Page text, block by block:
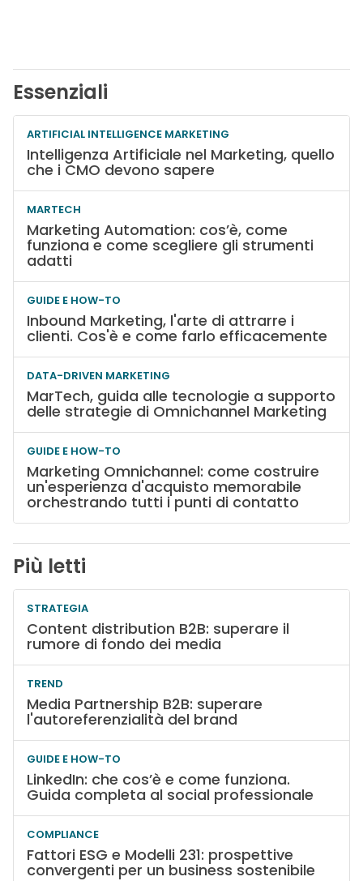
Essenziali
ARTIFICIAL INTELLIGENCE MARKETING
Intelligenza Artificiale nel Marketing, quello
che i CMO devono sapere
MARTECH
Marketing Automation: cos’è, come
funziona e come scegliere gli strumenti
adatti
GUIDE E HOW-TO
Inbound Marketing, l'arte di attrarre i
clienti. Cos'è e come farlo efficacemente
DATA-DRIVEN MARKETING
MarTech, guida alle tecnologie a supporto
delle strategie di Omnichannel Marketing
GUIDE E HOW-TO
Marketing Omnichannel: come costruire
un'esperienza d'acquisto memorabile
orchestrando tutti i punti di contatto
Più letti
STRATEGIA
Content distribution B2B: superare il
rumore di fondo dei media
TREND
Media Partnership B2B: superare
l'autoreferenzialità del brand
GUIDE E HOW-TO
LinkedIn: che cos’è e come funziona.
Guida completa al social professionale
COMPLIANCE
Fattori ESG e Modelli 231: prospettive
convergenti per un business sostenibile